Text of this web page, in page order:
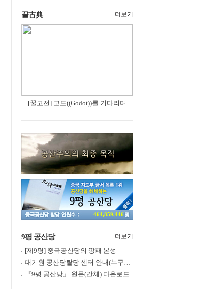
꿀古典 더보기
[꿀고전] 고도((Godot))를 기다리며
464,859,446
9평 공산당 더보기
[제9평] 중국공산당의 깡패 본성
대기원 공산당탈당 센터 안내(누구나 쉽게 退黨, 退團, 退隊 가능)
『9평 공산당』 원문(간체) 다운로드